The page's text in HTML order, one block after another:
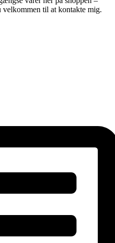
velkommen til at kontakte mig.